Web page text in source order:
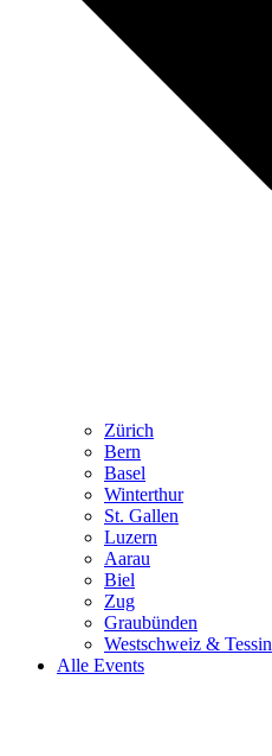
Zürich
Bern
Basel
Winterthur
St. Gallen
Luzern
Aarau
Biel
Zug
Graubünden
Westschweiz & Tessin
Alle Events